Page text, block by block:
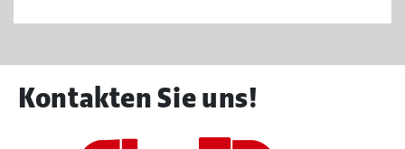
Kontakten Sie uns!